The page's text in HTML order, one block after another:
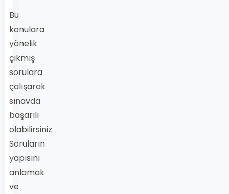
Bu
konulara
yönelik
çıkmış
sorulara
çalışarak
sınavda
başarılı
olabilirsiniz.
Soruların
yapısını
anlamak
ve